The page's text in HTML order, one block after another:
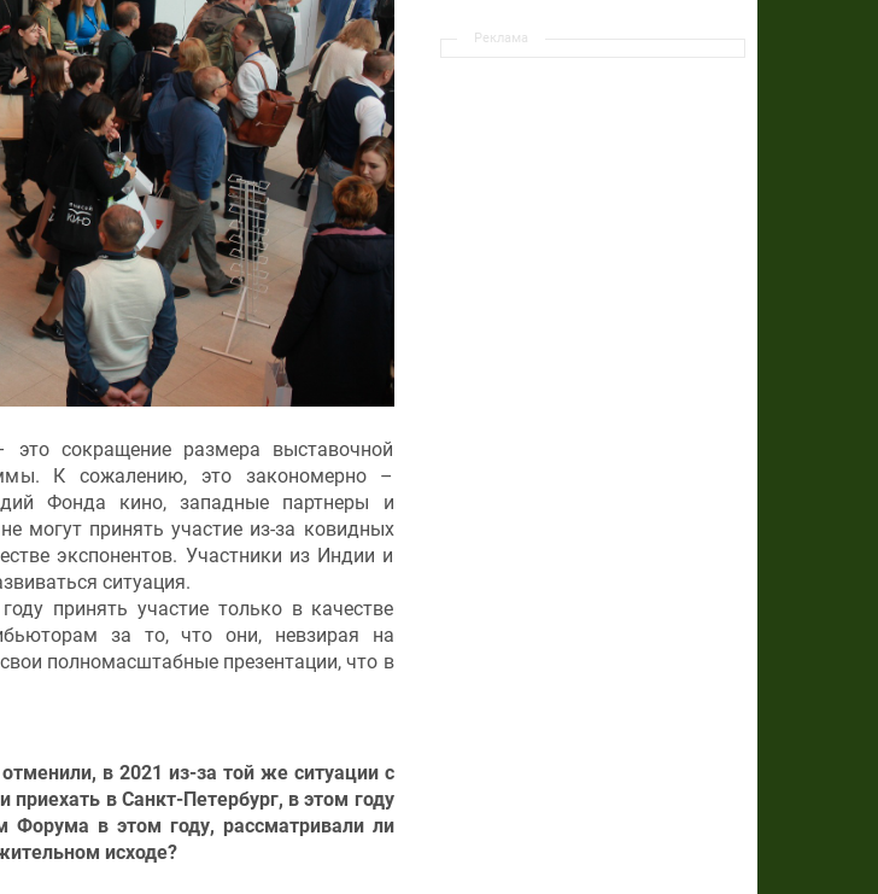
Реклама
сокращение размера выставочной
К сожалению, это закономерно –
Фонда кино, западные партнеры и
могут принять участие из-за ковидных
экспонентов. Участники из Индии и
ситуация.
принять участие только в качестве
за то, что они, невзирая на
полномасштабные презентации, что в
в 2021 из-за той же ситуации с
в Санкт-Петербург, в этом году
в этом году, рассматривали ли
исходе?